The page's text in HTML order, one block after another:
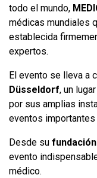
todo el mundo,
médicas mundiales
establecida
expertos.
El evento se lleva a
Düsseldorf, un
por sus amplias
eventos
Desde su
evento
médico.